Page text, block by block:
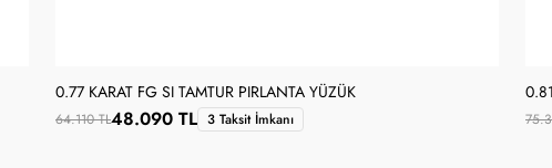
0.77 KARAT FG SI TAMTUR PIRLANTA YÜZÜK
64.110 TL48.090 TL 3 Taksit İmkanı